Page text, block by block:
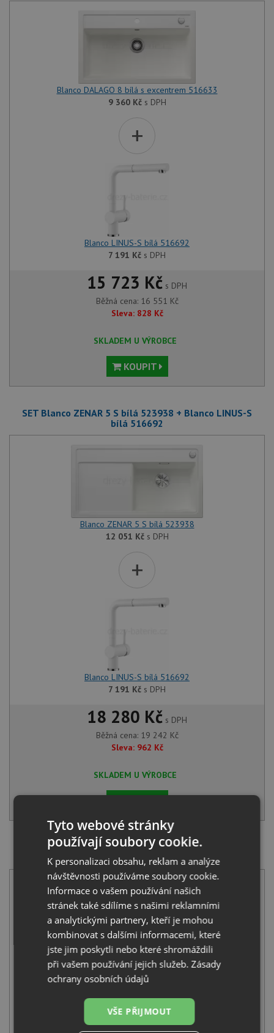
Blanco DALAGO 8 bílá s excentrem 516633
9 360 Kčs DPH
+
Blanco LINUS-S bílá 516692
7 191 Kč s DPH
15 723 Kč s DPH
Běžná cena: 16 551 Kč
Sleva: 828 Kč
SKLADEM U VÝROBCE
KOUPIT
SET Blanco ZENAR 5 S bílá 523938 + Blanco LINUS-S
bílá 516692
Blanco ZENAR 5 S bílá 523938
12 051 Kčs DPH
+
Blanco LINUS-S bílá 516692
7 191 Kč s DPH
18 280 Kč s DPH
Běžná cena: 19 242 Kč
Sleva: 962 Kč
SKLADEM U VÝROBCE
SET Blanco ZIA 5 S bílá 520515 + Blanco LINUS-S bílá
516692
Blanco ZIA 5 S bílá 520515
6 831 Kčs DPH
+
Tyto webové stránky
používají soubory cookie.
K personalizaci obsahu, reklam a analýze
návštěvnosti používáme soubory cookie.
Informace o vašem používání našich
stránek také sdílíme s našimi reklamními
a analytickými partnery, kteří je mohou
kombinovat s dalšími informacemi, které
jste jim poskytli nebo které shromáždili
při vašem používání jejich služeb.Zásady
ochrany osobních údajů
VŠE PŘIJMOUT